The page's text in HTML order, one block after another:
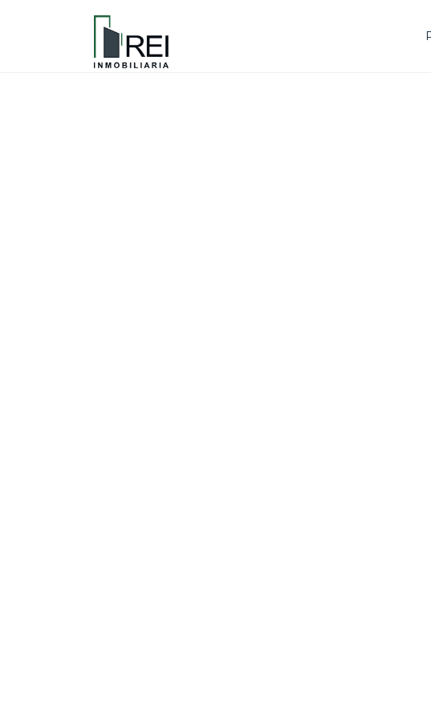
EN PROYECTO INMOBILIARIO TE OFRECEREMOS LAS